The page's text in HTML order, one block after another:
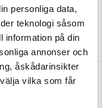
personliga data,
teknologi såsom
information på din
annonser och
åskådarinsikter
vilka som får
139 kr